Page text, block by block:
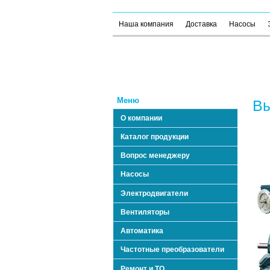
Наша компания Доставка Насосы
Меню
О компании
Каталог продукции
Вопрос менеджеру
Насосы
Электродвигатели
Вентиляторы
Автоматика
Частотные преобразователи